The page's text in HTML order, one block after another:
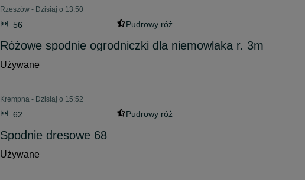
Rzeszów - Dzisiaj o 13:50
56 Pudrowy róż
Różowe spodnie ogrodniczki dla niemowlaka r. 3m
Używane
Krempna - Dzisiaj o 15:52
62 Pudrowy róż
Spodnie dresowe 68
Używane